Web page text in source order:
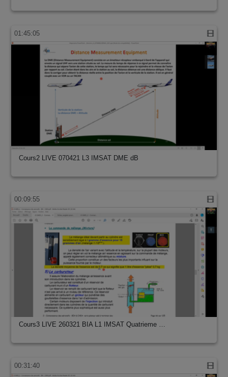
01:45:05
Cours2 LIVE 070421 L3 IMSAT DME dB
00:09:55
Cours3 LIVE 260321 BIA L1 IMSAT Quatrieme …
00:31:40